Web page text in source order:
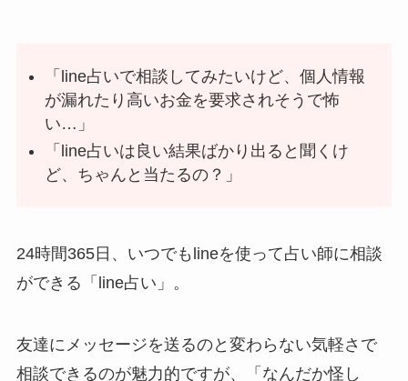
「line占いで相談してみたいけど、個人情報
が漏れたり高いお金を要求されそうで怖
い…」
「line占いは良い結果ばかり出ると聞くけ
ど、ちゃんと当たるの？」
24時間365日、いつでもlineを使って占い師に相談
ができる「line占い」。
友達にメッセージを送るのと変わらない気軽さで
相談できるのが魅力的ですが、「なんだか怪し